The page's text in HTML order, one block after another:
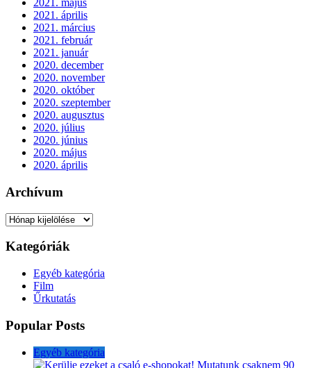
2021. május
2021. április
2021. március
2021. február
2021. január
2020. december
2020. november
2020. október
2020. szeptember
2020. augusztus
2020. július
2020. június
2020. május
2020. április
Archívum
Archívum
Kategóriák
Egyéb kategória
Film
Űrkutatás
Popular Posts
Egyéb kategória